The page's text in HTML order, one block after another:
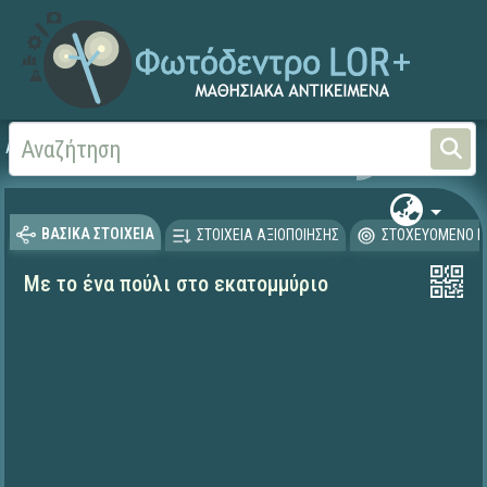
Αρχική
ΒΑΣΙΚΑ ΣΤΟΙΧΕΙΑ ΣΤΟΙΧΕΙΑ ΑΞΙΟΠΟΙΗΣΗΣ ΣΤΟΧΕΥΟΜΕΝΟ
Με το ένα πούλι στο εκατομμύριο